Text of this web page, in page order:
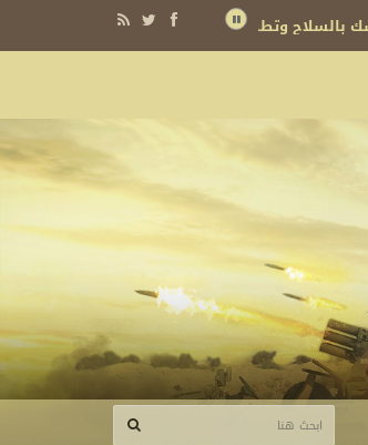
بالسلاح وتطويره لردع كل من يريد بنا شراً